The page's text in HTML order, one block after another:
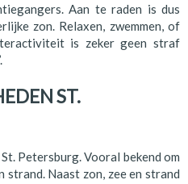
Aan te raden is dus
zon. Relaxen, zwemmen, of
is zeker geen straf
ST.
Petersburg. Vooral bekend om
strand. Naast zon, zee en strand